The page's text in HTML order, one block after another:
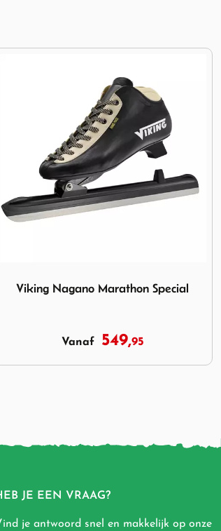
Viking Silver 2 Eclipse
Vanaf 699,95
JE EEN VRAAG?
je antwoord snel en makkelijk op onze